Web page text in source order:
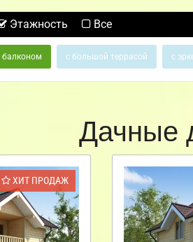
Этажность Все
балконом с большой террасой с
Дачные
ХИТ ПРОДАЖ